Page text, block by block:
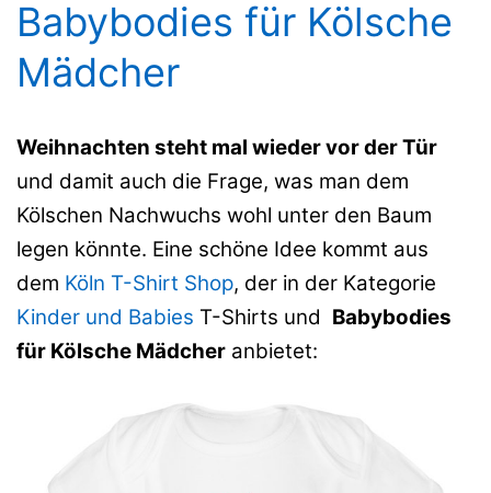
Babybodies für Kölsche
Mädcher
Weihnachten steht mal wieder vor der Tür
und damit auch die Frage, was man dem
Kölschen Nachwuchs wohl unter den Baum
legen könnte. Eine schöne Idee kommt aus
dem Köln T-Shirt Shop, der in der Kategorie
Kinder und Babies T-Shirts und Babybodies
für Kölsche Mädcher anbietet: